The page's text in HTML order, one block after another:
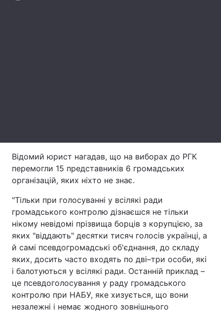
Тема оформлення
Відомий юрист нагадав, що на виборах до РГК
перемогли 15 представників 6 громадських
організацій, яких ніхто не знає.
"Тільки при голосуванні у всілякі ради
громадського контролю дізнаєшся не тільки
нікому невідомі прізвища борців з корупцією, за
яких "віддають" десятки тисяч голосів українці, а
й самі псевдогромадські об'єднання, до складу
яких, досить часто входять по дві–три особи, які
і балотуються у всілякі ради. Останній приклад –
це псевдоголосування у раду громадського
контролю при НАБУ, яке хизується, що вони
незалежні і немає жодного зовнішнього